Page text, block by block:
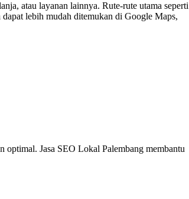
atau layanan lainnya. Rute-rute utama seperti
lebih mudah ditemukan di Google Maps,
optimal. Jasa SEO Lokal Palembang membantu